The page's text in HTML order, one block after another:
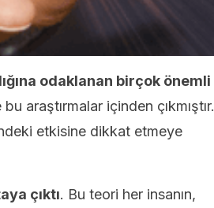
odaklanan birçok önemli
araştırmalar içinden çıkmıştır.
etkisine dikkat etmeye
çıktı. Bu teori her insanın,